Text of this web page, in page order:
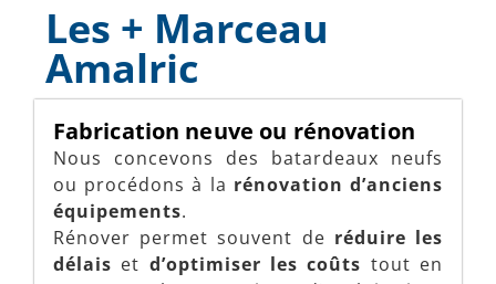
Les + Marceau
Amalric
Fabrication neuve ou rénovation
Nous concevons des batardeaux neufs
ou procédons à la rénovation d’anciens
équipements.
Rénover permet souvent de réduire les
délais et d’optimiser les coûts tout en